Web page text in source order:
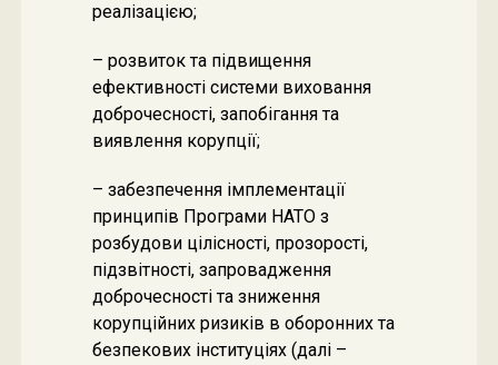
реалізацією;
– розвиток та підвищення
ефективності системи виховання
доброчесності, запобігання та
виявлення корупції;
– забезпечення імплементації
принципів Програми НАТО з
розбудови цілісності, прозорості,
підзвітності, запровадження
доброчесності та зниження
корупційних ризиків в оборонних та
безпекових інституціях (далі –